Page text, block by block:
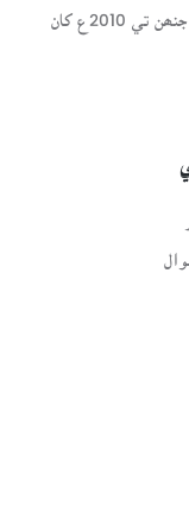
سنڌسلامت ڪتاب گهر ھڪ آن لائين لائبريري آھي، جنھن تي 2010ع کان